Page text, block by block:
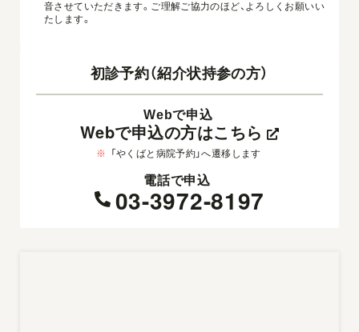
音させていただきます。ご理解ご協力のほど、よろしくお願いい
たします。
初診予約（紹介状持参の方）
Webで申込
Webで申込の方はこちら
※ 「やくばと病院予約」へ遷移します
電話で申込
03-3972-8197